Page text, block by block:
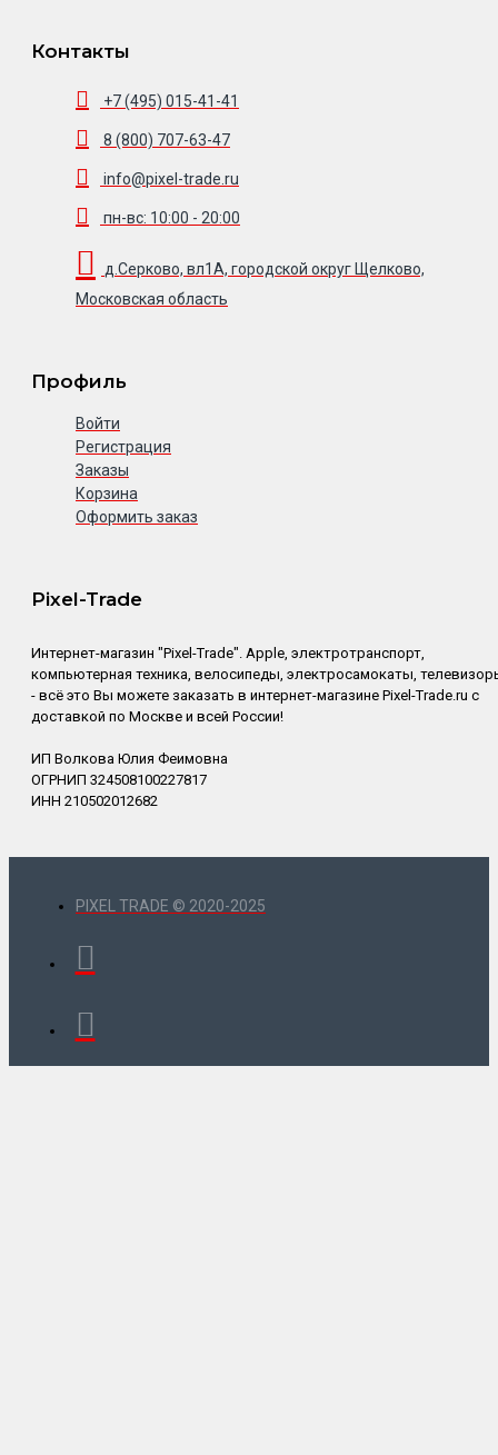
Контакты
+7 (495) 015-41-41
8 (800) 707-63-47
info@pixel-trade.ru
пн-вс: 10:00 - 20:00
д.Серково, вл1А, городской округ Щелково,
Московская область
Профиль
Войти
Регистрация
Заказы
Корзина
Оформить заказ
Pixel-Trade
Интернет-магазин "Pixel-Trade". Apple, электротранспорт,
компьютерная техника, велосипеды, электросамокаты,
- всё это Вы можете заказать в интернет-магазине Pixel-Trade.ru с
доставкой по Москве и всей России!
ИП Волкова Юлия Феимовна
ОГРНИП 324508100227817
ИНН 210502012682
PIXEL TRADE © 2020-2025